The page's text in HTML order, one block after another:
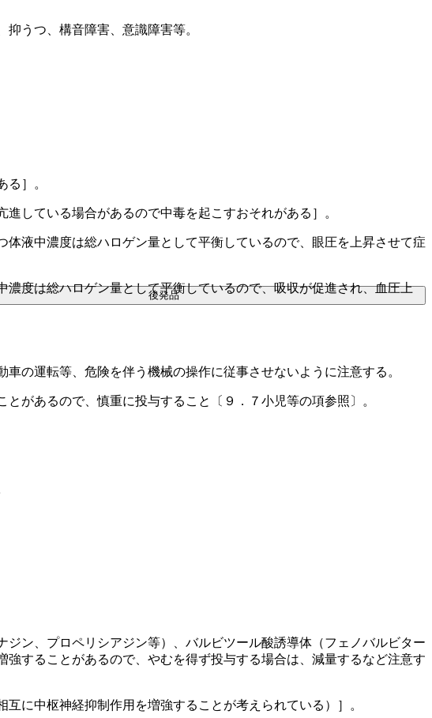
うつ、構音障害、意識障害等。
］。
している場合があるので中毒を起こすおそれがある］。
液中濃度は総ハロゲン量として平衡しているので、眼圧を上昇させて症
度は総ハロゲン量として平衡しているので、吸収が促進され、血圧上
の運転等、危険を伴う機械の操作に従事させないように注意する。
があるので、慎重に投与すること〔９．７小児等の項参照〕。
ン、プロペリシアジン等）、バルビツール酸誘導体（フェノバルビター
することがあるので、やむを得ず投与する場合は、減量するなど注意す
に中枢神経抑制作用を増強することが考えられている）］。
後発品